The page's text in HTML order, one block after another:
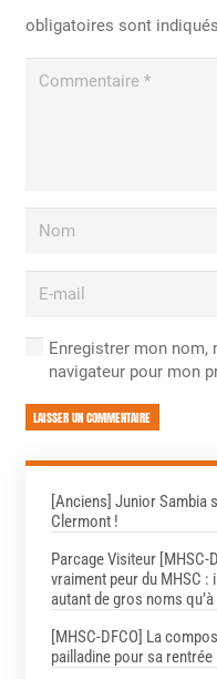
obligatoires sont
Enregistrer mon
navigateur pour mon
LAISSER UN COMMENTAIRE
[Anciens] Junior Sambia
Clermont !
Parcage Visiteur [MHSC-
vraiment peur du MHSC :
autant de gros noms
[MHSC-DFCO] La
pailladine pour sa rentrée